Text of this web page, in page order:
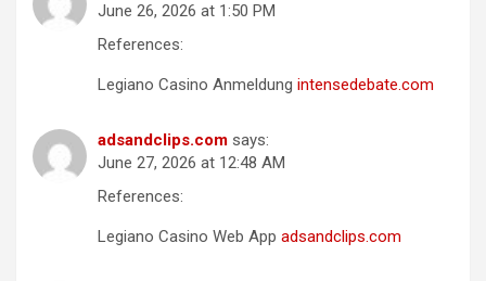
June 26, 2026 at 1:50 PM
References:
Legiano Casino Anmeldung intensedebate.com
adsandclips.com says:
June 27, 2026 at 12:48 AM
References:
Legiano Casino Web App adsandclips.com